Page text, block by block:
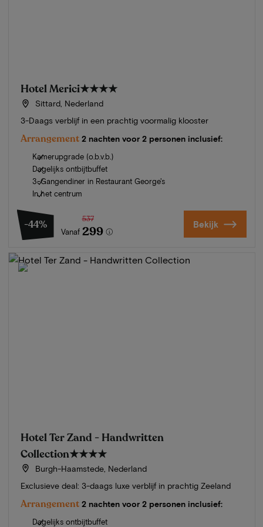
Hotel Merici★★★★
Sittard, Nederland
3-Daags verblijf in een prachtig voormalig klooster
Arrangement 2 nachten voor 2 personen inclusief:
Kamerupgrade (o.b.v.b.)
Dagelijks ontbijtbuffet
3-Gangendiner in Restaurant George's
In het centrum
-44%
Vanaf
537
299 Bekijk
Hotel Ter Zand - Handwritten
Collection★★★★
Burgh-Haamstede, Nederland
Exclusieve deal: 3-daags luxe verblijf in prachtig Zeeland
Arrangement 2 nachten voor 2 personen inclusief:
Dagelijks ontbijtbuffet